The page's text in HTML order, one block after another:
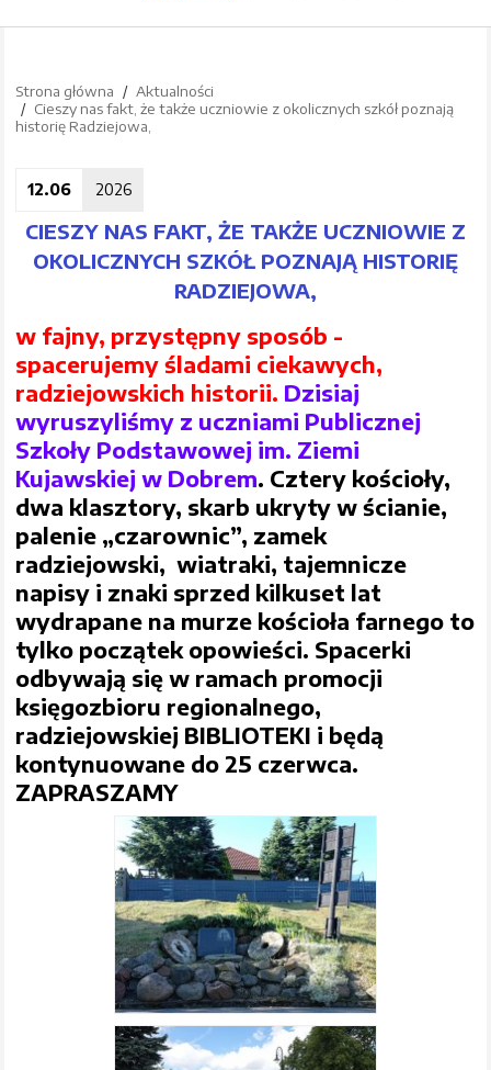
Strona główna
Aktualności
Cieszy nas fakt, że także uczniowie z okolicznych szkół poznają
historię Radziejowa,
12.06 2026
CIESZY NAS FAKT, ŻE TAKŻE UCZNIOWIE Z
OKOLICZNYCH SZKÓŁ POZNAJĄ HISTORIĘ
RADZIEJOWA,
w fajny, przystępny sposób -
spacerujemy śladami ciekawych,
radziejowskich historii. Dzisiaj
wyruszyliśmy z uczniami Publicznej
Szkoły Podstawowej im. Ziemi
Kujawskiej w Dobrem. Cztery kościoły,
dwa klasztory, skarb ukryty w ścianie,
palenie „czarownic”, zamek
radziejowski, wiatraki, tajemnicze
napisy i znaki sprzed kilkuset lat
wydrapane na murze kościoła farnego to
tylko początek opowieści. Spacerki
odbywają się w ramach promocji
księgozbioru regionalnego,
radziejowskiej BIBLIOTEKI i będą
kontynuowane do 25 czerwca.
ZAPRASZAMY